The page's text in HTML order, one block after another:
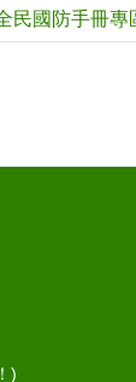
民國防手冊專
)